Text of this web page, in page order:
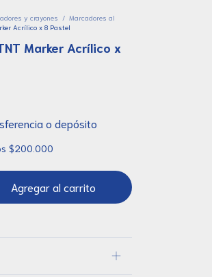
y crayones / Marcadores al
Acrílico x 8 Pastel
Marker Acrílico x
o depósito
$200.000